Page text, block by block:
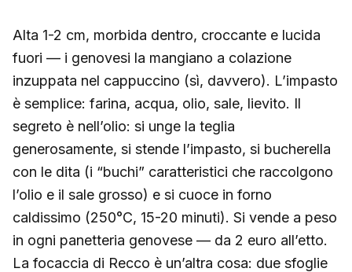
Alta 1-2 cm, morbida dentro, croccante e lucida
fuori — i genovesi la mangiano a colazione
inzuppata nel cappuccino (sì, davvero). L’impasto
è semplice: farina, acqua, olio, sale, lievito. Il
segreto è nell’olio: si unge la teglia
generosamente, si stende l’impasto, si bucherella
con le dita (i “buchi” caratteristici che raccolgono
l’olio e il sale grosso) e si cuoce in forno
caldissimo (250°C, 15-20 minuti). Si vende a peso
in ogni panetteria genovese — da 2 euro all’etto.
La focaccia di Recco è un’altra cosa: due sfoglie